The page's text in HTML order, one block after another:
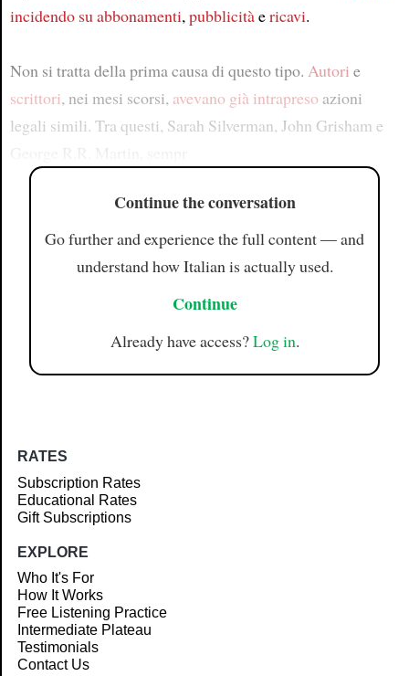
incidendo su abbonamenti,pubblicitàericavi.
Non si tratta della prima causa di questo tipo. Autori e
scrittori, nei mesi scorsi, avevano già intrapreso azioni
legali simili. Tra questi, Sarah Silverman, John Grisham e
Continue the conversation
Go further and experience the full content — and
understand how Italian is actually used.
Continue
Already have access?Log in.
RATES
Subscription Rates
Educational Rates
Gift Subscriptions
EXPLORE
Who It's For
How It Works
Free Listening Practice
Intermediate Plateau
Testimonials
Contact Us